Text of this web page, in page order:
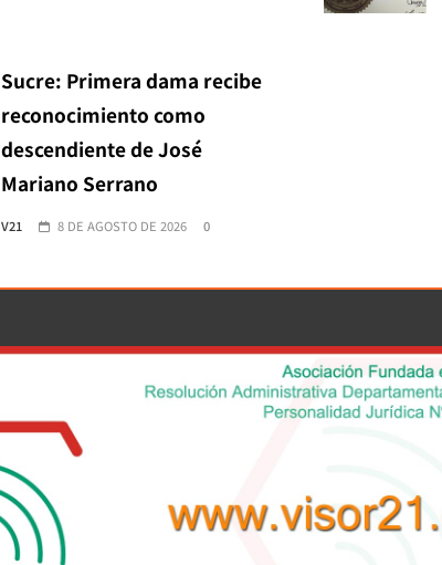
Sucre: Primera dama recibe
reconocimiento como
descendiente de José
Mariano Serrano
V21 8 DE AGOSTO DE 2026 0